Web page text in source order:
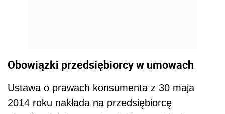
Obowiązki przedsiębiorcy w umowach
Ustawa o prawach konsumenta z 30 maja
2014 roku nakłada na przedsiębiorcę